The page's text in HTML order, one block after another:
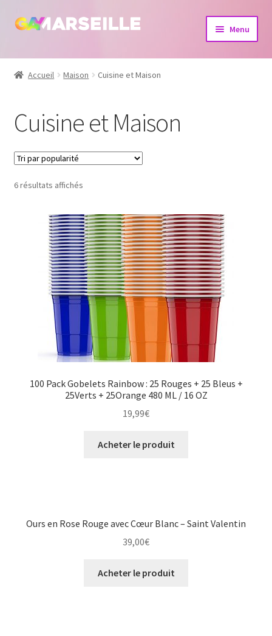
Aller
navigation
Aller
Menu
Boutique
Calendrier
Dvd
Livres
Accueil Maison Cuisine et Maison
Cuisine et Maison
6 résultats affichés
100 Pack Gobelets Rainbow : 25 Rouges + 25 Bleus +
25Verts + 25Orange 480 ML / 16 OZ
19,99€
Acheter le produit
Ours en Rose Rouge avec Cœur Blanc – Saint Valentin
39,00€
Acheter le produit